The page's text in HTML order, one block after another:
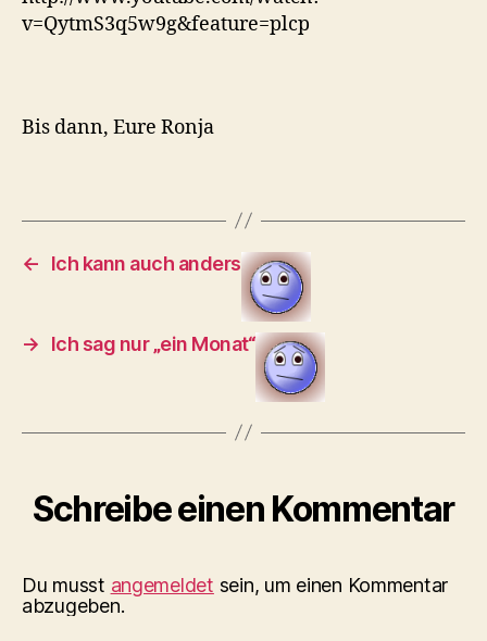
v=QytmS3q5w9g&feature=plcp
Bis dann, Eure Ronja
← Ich kann auch anders
→ Ich sag nur „ein Monat“
Schreibe einen Kommentar
Du musst angemeldet sein, um einen Kommentar
abzugeben.